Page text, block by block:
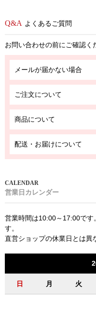
よくあるご質問
お問い合わせの前にご確認く
メールが届かない場合
ご注文について
商品について
配送・お届けについて
営業日カレンダー
営業時間は10:00～17:00です。
す。
直営ショップの休業日とは異
日 月 火